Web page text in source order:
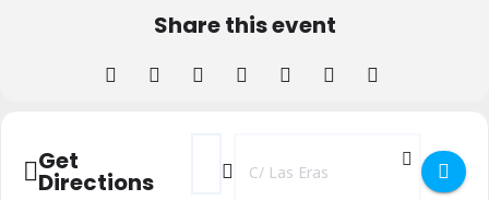
Share this event
Get
Directions
Address - Rutas BTT Por la Provincia
Destination Address - Rutas BTT